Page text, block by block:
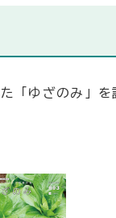
「ゆざのみ」